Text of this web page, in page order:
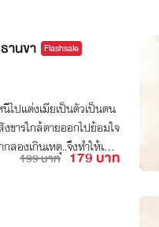
านขา Flashsale
ไปแต่งเมียเป็นตัวเป็นตน
ขารใกล้ตายออกไปย้อมใจ
องเกินเหตุ..จึงทำให้เธอเ
ามบรรลัยยังไม่จบสิ้นเพี
นเอง! บางช่วงบางตอน
199 บาท 179 บาท